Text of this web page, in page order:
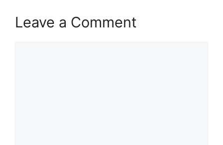
Leave a Comment